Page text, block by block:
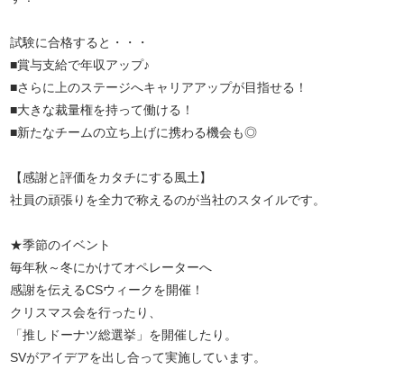
試験に合格すると・・・
■賞与支給で年収アップ♪
■さらに上のステージへキャリアアップが目指せる！
■大きな裁量権を持って働ける！
■新たなチームの立ち上げに携わる機会も◎
【感謝と評価をカタチにする風土】
社員の頑張りを全力で称えるのが当社のスタイルです。
★季節のイベント
毎年秋～冬にかけてオペレーターへ
感謝を伝えるCSウィークを開催！
クリスマス会を行ったり、
「推しドーナツ総選挙」を開催したり。
SVがアイデアを出し合って実施しています。